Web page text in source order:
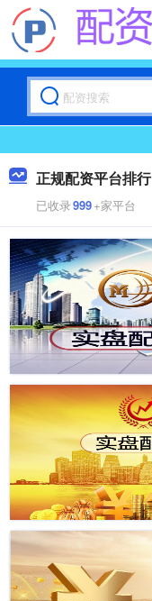
正规配资平台排行
已收录999+家平台